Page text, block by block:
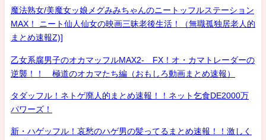
魔法熟女/美魔女ッ娘メグみみちゃんのニートッフルステーション
MAX！ ニート仙人仙女の映画三昧老後生活！（無職孤独居老人的
まとめ速報Z)]
乙女系腐男子のオカマッフルMAX2- FX！オ・カマトレーダーの
逆襲！！ 極道のオカマたち編（おもしろ動画まとめ速報）
タダッフル！ネトゲ廃人的まとめ速報！！ネット乞食DE2000万
パワーズ！
新・ハゲッフル！哀愁のハゲ男の髪ってるまとめ速報！！激しく